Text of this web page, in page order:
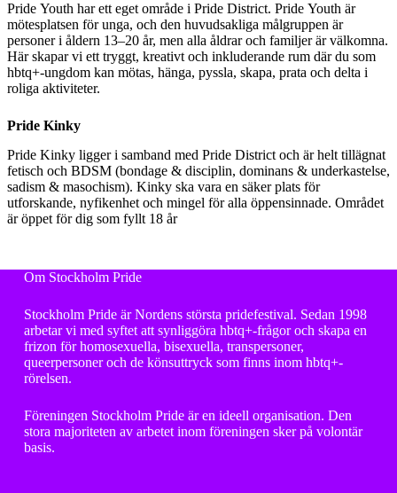
Pride Youth har ett eget område i Pride District. Pride Youth är
mötesplatsen för unga, och den huvudsakliga målgruppen är
personer i åldern 13–20 år, men alla åldrar och familjer är välkomna.
Här skapar vi ett tryggt, kreativt och inkluderande rum där du som
hbtq+-ungdom kan mötas, hänga, pyssla, skapa, prata och delta i
roliga aktiviteter.
Pride Kinky
Pride Kinky ligger i samband med Pride District och är helt tillägnat
fetisch och BDSM (bondage & disciplin, dominans & underkastelse,
sadism & masochism). Kinky ska vara en säker plats för
utforskande, nyfikenhet och mingel för alla öppensinnade. Området
är öppet för dig som fyllt 18 år
Om Stockholm Pride
Stockholm Pride är Nordens största pridefestival. Sedan 1998
arbetar vi med syftet att synliggöra hbtq+-frågor och skapa en
frizon för homosexuella, bisexuella, transpersoner,
queerpersoner och de könsuttryck som finns inom hbtq+-
rörelsen.
Föreningen Stockholm Pride är en ideell organisation. Den
stora majoriteten av arbetet inom föreningen sker på volontär
basis.